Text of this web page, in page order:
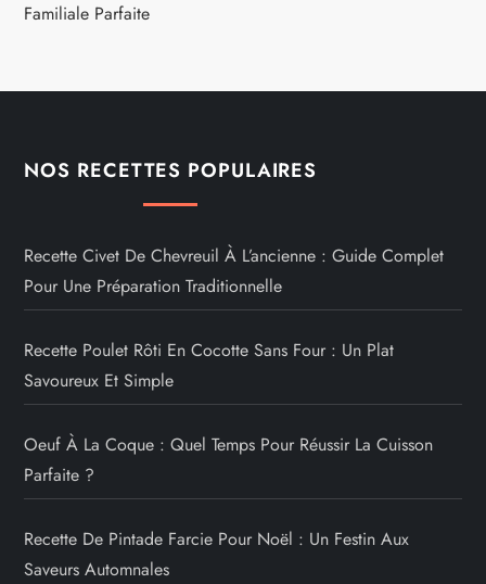
Familiale Parfaite
NOS RECETTES POPULAIRES
Recette Civet De Chevreuil À L’ancienne : Guide Complet
Pour Une Préparation Traditionnelle
Recette Poulet Rôti En Cocotte Sans Four : Un Plat
Savoureux Et Simple
Oeuf À La Coque : Quel Temps Pour Réussir La Cuisson
Parfaite ?
Recette De Pintade Farcie Pour Noël : Un Festin Aux
Saveurs Automnales